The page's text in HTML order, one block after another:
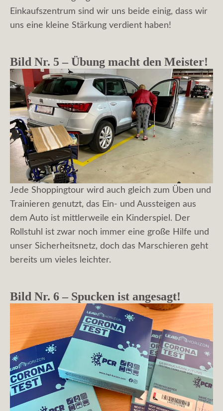
Einkaufszentrum sind wir uns beide einig, dass wir
uns eine kleine Stärkung verdient haben!
Bild Nr. 5 – Übung macht den Meister!
Jede Shoppingtour wird auch gleich zum Üben und
Trainieren genutzt, das Ein- und Aussteigen aus
dem Auto ist mittlerweile ein Kinderspiel. Der
Rollstuhl ist zwar noch immer eine große Hilfe und
unser Sicherheitsnetz, doch das Marschieren geht
bereits um vieles leichter.
Bild Nr. 6 – Spucken ist angesagt!